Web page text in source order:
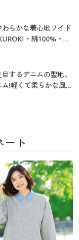
らかな着心地ワイド
・綿100%・生
するデニムの聖地。
!軽くて柔らかな風合
ート